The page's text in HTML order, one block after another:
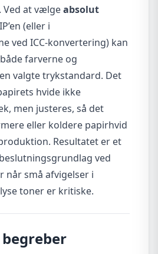
at vælgeabsolut
(eller i
ved ICC-konvertering) kan
farverne og
valgte trykstandard. Det
hvide ikke
men justeres, så det
eller koldere papirhvid
Resultatet er et
ved
når små afvigelser i
toner er kritiske.